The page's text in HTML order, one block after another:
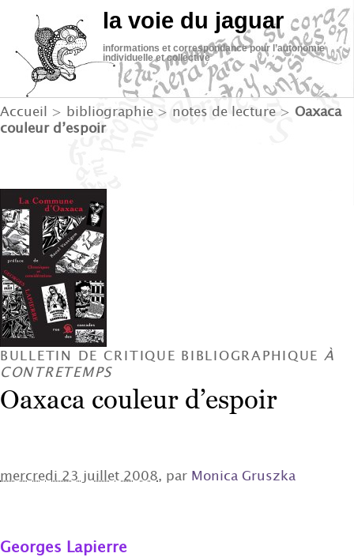
la voie du jaguar
informations et correspondance pour l’autonomie
individuelle et collective
Accueil > bibliographie > notes de lecture > Oaxaca
couleur d’espoir
BULLETIN DE CRITIQUE BIBLIOGRAPHIQUE À
CONTRETEMPS
Oaxaca couleur d’espoir
mercredi 23 juillet 2008, par Monica Gruszka
Georges Lapierre